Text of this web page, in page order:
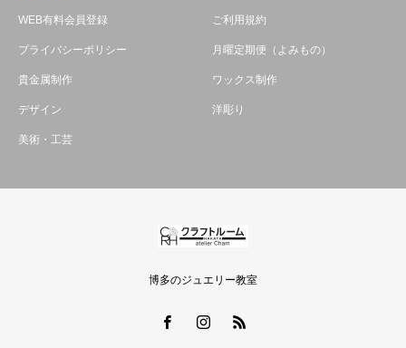
WEB有料会員登録 ご利用規約
プライバシーポリシー 月曜定期便（よみもの）
貴金属制作 ワックス制作
デザイン 洋彫り
美術・工芸
博多のジュエリー教室